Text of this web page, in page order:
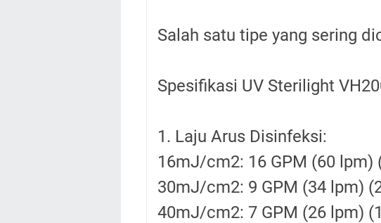
Salah satu tipe yang sering
Spesifikasi UV Sterilight
1. Laju Arus Disinfeksi:
16mJ/cm2: 16 GPM (60 lpm)
30mJ/cm2: 9 GPM (34 lpm)
40mJ/cm2: 7 GPM (26 lpm)